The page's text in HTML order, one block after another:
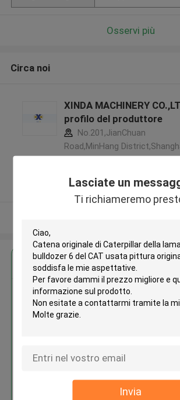
Lasciate un
Ti richiameremo
Invia
Osservi più
Circa noi
XINDA MACHINERY
profilo del produttore
No.201,JianChuan
Road,MinHang
Fornitore verificato
Ottieni il miglior
Catena originale di
della lama di